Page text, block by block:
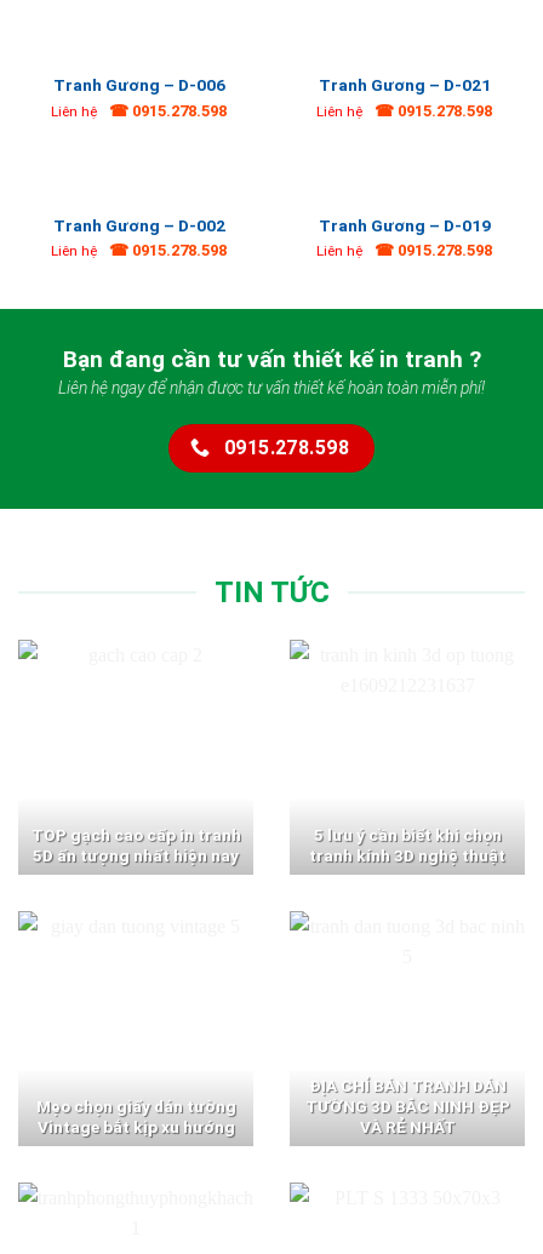
Tranh Gương – D-006
Liên hệ ☎ 0915.278.598
Tranh Gương – D-021
Liên hệ ☎ 0915.278.598
Tranh Gương – D-002
Liên hệ ☎ 0915.278.598
Tranh Gương – D-019
Liên hệ ☎ 0915.278.598
Bạn đang cần tư vấn thiết kế in tranh ?
Liên hệ ngay để nhận được tư vấn thiết kế hoàn toàn miễn phí!
0915.278.598
TIN TỨC
TOP gạch cao cấp in tranh
5D ấn tượng nhất hiện nay
5 lưu ý cần biết khi chọn
tranh kính 3D nghệ thuật
Mẹo chọn giấy dán tường
Vintage bắt kịp xu hướng
ĐỊA CHỈ BÁN TRANH DÁN
TƯỜNG 3D BẮC NINH ĐẸP
VÀ RẺ NHẤT